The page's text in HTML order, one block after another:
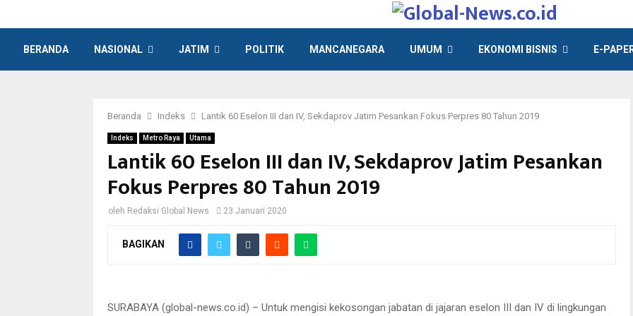
BERANDA NASIONAL JATIM POLITIK MANCANEGARA UMUM EKONOMI BISNIS E-
Beranda Indeks Lantik 60 Eselon III dan IV, Sekdaprov Jatim Pesankan Fokus Perpres 80 Tahun 2019
Indeks Metro Raya Utama
Lantik 60 Eselon III dan IV, Sekdaprov Jatim Pesankan
Fokus Perpres 80 Tahun 2019
oleh Redaksi Global News 23 Januari 2020
BAGIKAN
Sekdaprov Jatim Dr Ir Heru Tjahjono memberikan ucapan selamat kepada salah satu pejabat usai melantik 60 orang Pejabat
SURABAYA (global-news.co.id) – Untuk mengisi kekosongan jabatan di jajaran eselon III dan IV di lingkungan